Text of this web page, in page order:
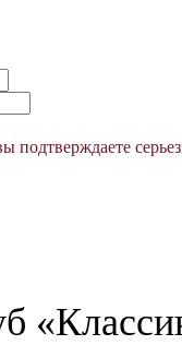
подтверждаете